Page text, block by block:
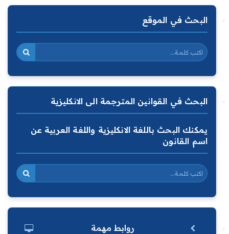
البحث في الموقع
البحث في القوانين المترجمة الى الانكليزية
يمكنك البحث باللغة الانكليزية واللغة العربية عن
اسم القانون
روابط مهمة